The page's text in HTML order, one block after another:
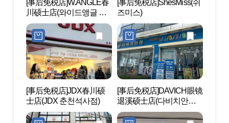
[事后免税店]W.ANGLE春
川硕士店(와이드앵글 춘
천석사점)
[事后免税店]ShesMiss(쉬
즈미스)
[事后免税店]JDX春川硕
士店(JDX 춘천석사점)
[事后免税店]DAVICH眼镜
退溪硕士店(다비치안경
퇴계석사점)